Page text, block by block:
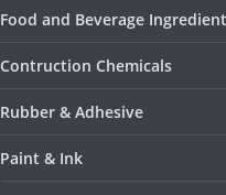
Food and Beverage Ingredient
Contruction Chemicals
Rubber & Adhesive
Paint & Ink